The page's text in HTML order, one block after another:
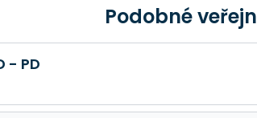
Podobné
- PD